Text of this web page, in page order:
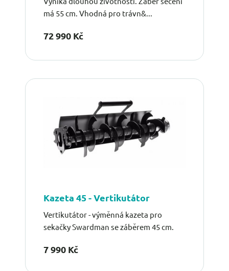
má 55 cm. Vhodná pro trávn&...
72 990 Kč
Kazeta 45 - Vertikutátor
Vertikutátor - výměnná kazeta pro
sekačky Swardman se záběrem 45 cm.
7 990 Kč